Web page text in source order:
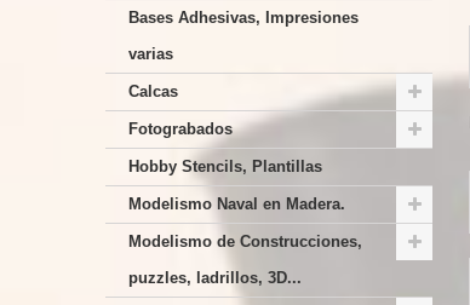
Bases Adhesivas, Impresiones
varias
Calcas
Fotograbados
Hobby Stencils, Plantillas
Modelismo Naval en Madera.
Modelismo de Construcciones,
puzzles, ladrillos, 3D...